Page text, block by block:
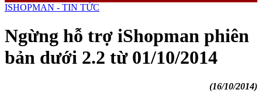
ISHOPMAN - TIN TỨC
Ngừng hỗ trợ iShopman phiên
bản dưới 2.2 từ 01/10/2014
(16/10/2014)